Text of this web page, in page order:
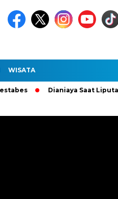
WISATA
Dianiaya Saat Liputan! Dua